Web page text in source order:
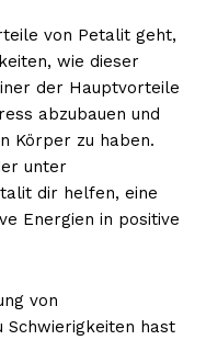
von Petalit geht,
wie dieser
der Hauptvorteile
abzubauen und
Körper zu haben.
unter
dir helfen, eine
Energien in positive
von
Schwierigkeiten hast